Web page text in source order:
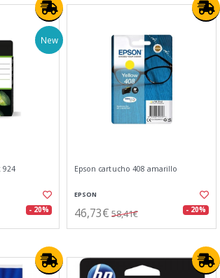
New
924
- 20%
Epson cartucho 408 amarillo
EPSON
46,73€ 58,41€ - 20%